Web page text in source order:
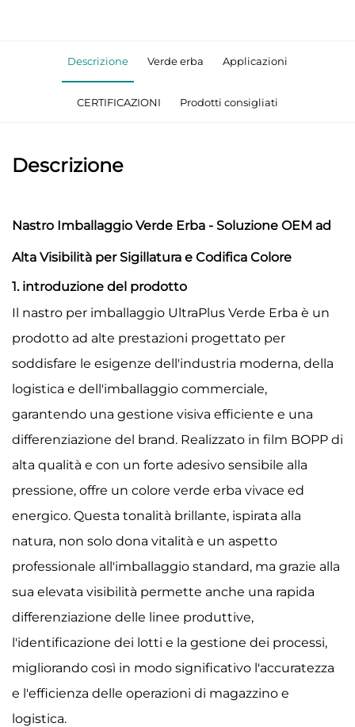
Descrizione Verde erba Applicazioni
CERTIFICAZIONI Prodotti consigliati
Descrizione
Nastro Imballaggio Verde Erba - Soluzione OEM ad
Alta Visibilità per Sigillatura e Codifica Colore
1. introduzione del prodotto
Il nastro per imballaggio UltraPlus Verde Erba è un
prodotto ad alte prestazioni progettato per
soddisfare le esigenze dell'industria moderna, della
logistica e dell'imballaggio commerciale,
garantendo una gestione visiva efficiente e una
differenziazione del brand. Realizzato in film BOPP di
alta qualità e con un forte adesivo sensibile alla
pressione, offre un colore verde erba vivace ed
energico. Questa tonalità brillante, ispirata alla
natura, non solo dona vitalità e un aspetto
professionale all'imballaggio standard, ma grazie alla
sua elevata visibilità permette anche una rapida
differenziazione delle linee produttive,
l'identificazione dei lotti e la gestione dei processi,
migliorando così in modo significativo l'accuratezza
e l'efficienza delle operazioni di magazzino e
logistica.